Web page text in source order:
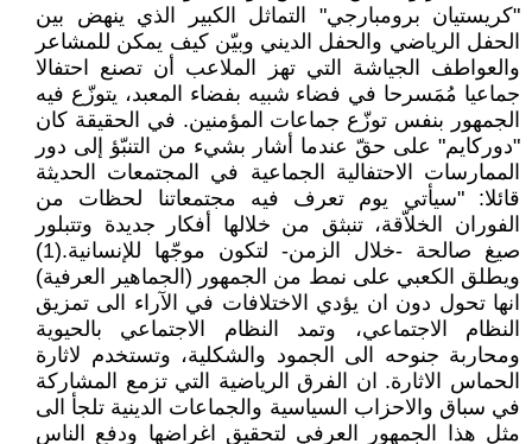
"كريستيان برومبارجي" التماثل الكبير الذي ينهض بين
الحفل الرياضي والحفل الديني وبيّن كيف يمكن للمشاعر
والعواطف الجياشة التي تهز الملاعب أن تصنع احتفالا
جماعيا مُمَسرحا في فضاء شبيه بفضاء المعبد، يتوزّع فيه
الجمهور بنفس توزّع جماعات المؤمنين. في الحقيقة كان
"دوركايم" على حقّ عندما أشار بشيء من التنبّؤ إلى دور
الممارسات الاحتفالية الجماعية في المجتمعات الحديثة
قائلا: "سيأتي يوم تعرف فيه مجتمعاتنا لحظات من
الفوران الخلاّقة، تنبثق من خلالها أفكار جديدة وتتبلور
صيغ صالحة -خلال الزمن- لتكون موجّها للإنسانية.(1)
ويطلق الكعبي على نمط من الجمهور (الجماهير العرفية)
انها تحول دون ان يؤدي الاختلافات في الآراء الى تمزيق
النظام الاجتماعي، وتمد النظام الاجتماعي بالحيوية
ومحاربة جنوحه الى الجمود والشكلية، وتستخدم لاثارة
الحماس الاثارة. ان الفرق الرياضية التي تزمع المشاركة
في سباق والاحزاب السياسية والجماعات الدينية تلجأ الى
مثل هذا الجمهور العرفي لتحقيق اغراضها ودفع الناس